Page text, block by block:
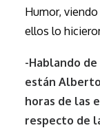
Humor,
ellos lo
-Hablando
están
horas de las
respecto de